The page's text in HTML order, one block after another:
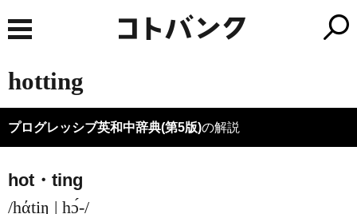
hotting
プログレッシブ英和中辞典(第5版)の解説
hot・ting
/hάtiŋ | hɔ́-/